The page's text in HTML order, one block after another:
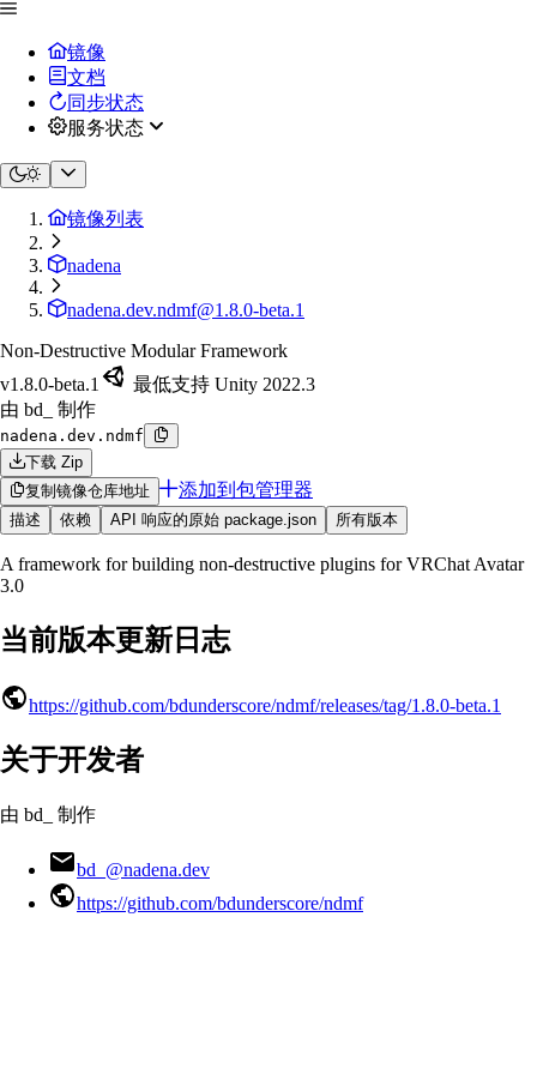
镜像
文档
同步状态
服务状态
镜像列表
nadena
nadena.dev.ndmf@1.8.0-beta.1
Non-Destructive Modular Framework
v1.8.0-beta.1
最低支持 Unity 2022.3
由 bd_ 制作
nadena.dev.ndmf
下载 Zip
复制镜像仓库地址
添加到包管理器
描述 依赖 API 响应的原始 package.json 所有版本
A framework for building non-destructive plugins for VRChat Avatar
3.0
当前版本更新日志
https://github.com/bdunderscore/ndmf/releases/tag/1.8.0-beta.1
关于开发者
由 bd_ 制作
bd_@nadena.dev
https://github.com/bdunderscore/ndmf